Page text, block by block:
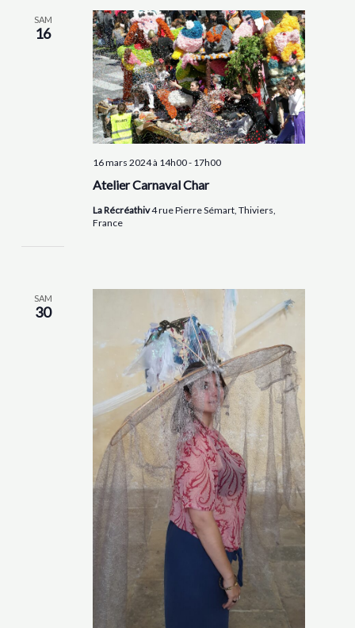
SAM
16
Atelier Carnaval Char
16 mars 2024 à 14h00- 17h00
La Récréathiv4 rue Pierre Sémart, Thiviers,
France
SAM
30